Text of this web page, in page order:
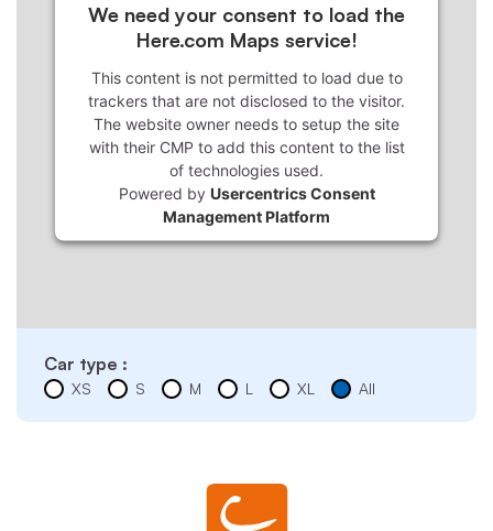
We need your consent to load the
Here.com Maps service!
This content is not permitted to load due to
trackers that are not disclosed to the visitor.
The website owner needs to setup the site
with their CMP to add this content to the list
of technologies used.
Powered by Usercentrics Consent
Management Platform
Car type :
XS S M L XL All